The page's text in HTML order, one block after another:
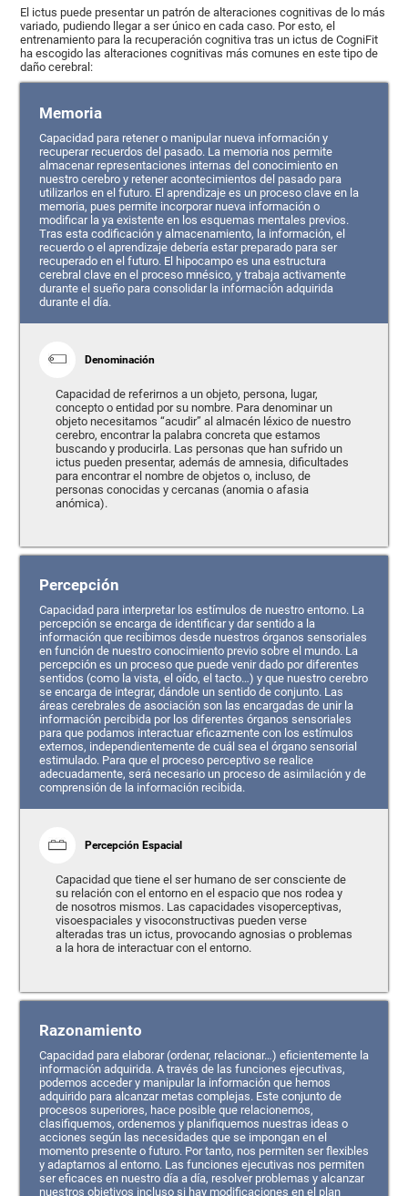
El ictus puede presentar un patrón de alteraciones cognitivas de lo más
variado, pudiendo llegar a ser único en cada caso. Por esto, el
entrenamiento para la recuperación cognitiva tras un ictus de CogniFit
ha escogido las alteraciones cognitivas más comunes en este tipo de
daño cerebral:
Memoria
Capacidad para retener o manipular nueva información y
recuperar recuerdos del pasado. La memoria nos permite
almacenar representaciones internas del conocimiento en
nuestro cerebro y retener acontecimientos del pasado para
utilizarlos en el futuro. El aprendizaje es un proceso clave en la
memoria, pues permite incorporar nueva información o
modificar la ya existente en los esquemas mentales previos.
Tras esta codificación y almacenamiento, la información, el
recuerdo o el aprendizaje debería estar preparado para ser
recuperado en el futuro. El hipocampo es una estructura
cerebral clave en el proceso mnésico, y trabaja activamente
durante el sueño para consolidar la información adquirida
durante el día.
Denominación
Capacidad de referirnos a un objeto, persona, lugar,
concepto o entidad por su nombre. Para denominar un
objeto necesitamos “acudir” al almacén léxico de nuestro
cerebro, encontrar la palabra concreta que estamos
buscando y producirla. Las personas que han sufrido un
ictus pueden presentar, además de amnesia, dificultades
para encontrar el nombre de objetos o, incluso, de
personas conocidas y cercanas (anomia o afasia
anómica).
Percepción
Capacidad para interpretar los estímulos de nuestro entorno. La
percepción se encarga de identificar y dar sentido a la
información que recibimos desde nuestros órganos sensoriales
en función de nuestro conocimiento previo sobre el mundo. La
percepción es un proceso que puede venir dado por diferentes
sentidos (como la vista, el oído, el tacto…) y que nuestro cerebro
se encarga de integrar, dándole un sentido de conjunto. Las
áreas cerebrales de asociación son las encargadas de unir la
información percibida por los diferentes órganos sensoriales
para que podamos interactuar eficazmente con los estímulos
externos, independientemente de cuál sea el órgano sensorial
estimulado. Para que el proceso perceptivo se realice
adecuadamente, será necesario un proceso de asimilación y de
comprensión de la información recibida.
Percepción Espacial
Capacidad que tiene el ser humano de ser consciente de
su relación con el entorno en el espacio que nos rodea y
de nosotros mismos. Las capacidades visoperceptivas,
visoespaciales y visoconstructivas pueden verse
alteradas tras un ictus, provocando agnosias o problemas
a la hora de interactuar con el entorno.
Razonamiento
Capacidad para elaborar (ordenar, relacionar…) eficientemente la
información adquirida. A través de las funciones ejecutivas,
podemos acceder y manipular la información que hemos
adquirido para alcanzar metas complejas. Este conjunto de
procesos superiores, hace posible que relacionemos,
clasifiquemos, ordenemos y planifiquemos nuestras ideas o
acciones según las necesidades que se impongan en el
momento presente o futuro. Por tanto, nos permiten ser flexibles
y adaptarnos al entorno. Las funciones ejecutivas nos permiten
ser eficaces en nuestro día a día, resolver problemas y alcanzar
nuestros objetivos incluso si hay modificaciones en el plan